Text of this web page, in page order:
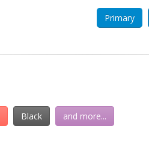
Primary
Black and more...